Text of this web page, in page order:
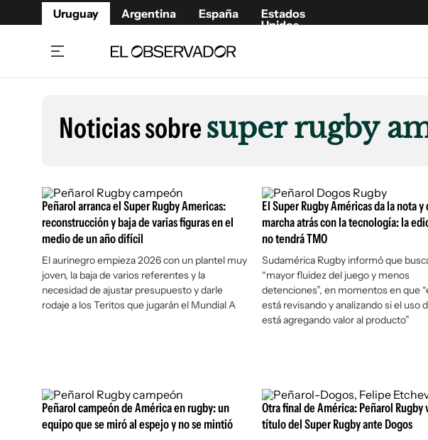
Uruguay Argentina España
Estados
Unidos
Beneficios Member
Café y Negocios
Economía y Empresas
Agro
Brand Studio
Mundo
Cultura y Espectáculos
Fúnebres
Publicaciones
Newsletters
Argentina
España
Estados Unidos
Noticias sobresuper rugby
Peñarol arranca el Super Rugby Americas:
reconstrucción y baja de varias figuras en el
medio de un año difícil
El aurinegro empieza 2026 con un plantel muy
joven, la baja de varios referentes y la
necesidad de ajustar presupuesto y darle
rodaje a los Teritos que jugarán el Mundial A
El Super Rugby Américas da la nota
marcha atrás con la tecnología: la
no tendrá TMO
Sudamérica Rugby informó que
“mayor fluidez del juego y menos
detenciones”, en momentos en que
está revisando y analizando si el uso
está agregando valor al producto”
Peñarol campeón de América en rugby: un
equipo que se miró al espejo y no se mintió
Otra final de América: Peñarol Rugby
título del Super Rugby ante Dogos